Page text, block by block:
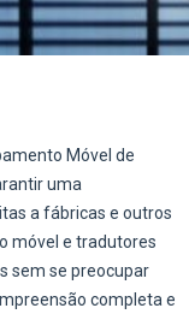
Móvel de
uma
a fábricas e outros
móvel e tradutores
sem se preocupar
completa e